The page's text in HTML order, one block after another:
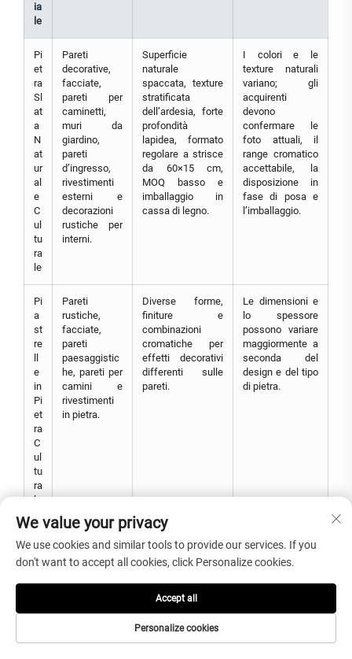
ia
le
Pi
et
ra
Sl
at
a
N
at
ur
al
e
C
ul
tu
ra
le
Pareti
decorative,
facciate,
pareti per
caminetti,
muri da
giardino,
pareti
d’ingresso,
rivestimenti
esterni e
decorazioni
rustiche per
interni.
Superficie
naturale
spaccata, texture
stratificata
dell’ardesia, forte
profondità
lapidea, formato
regolare a strisce
da 60×15 cm,
MOQ basso e
imballaggio in
cassa di legno.
I colori e le
texture naturali
variano; gli
acquirenti
devono
confermare le
foto attuali, il
range cromatico
accettabile, la
disposizione in
fase di posa e
l’imballaggio.
Pi
a
st
re
e
in
Pi
et
ra
C
ul
tu
ra
le
Pareti
rustiche,
facciate,
pareti
paesaggistic
he, pareti per
camini e
rivestimenti
in pietra.
Diverse forme,
finiture e
combinazioni
cromatiche per
effetti decorativi
differenti sulle
pareti.
Le dimensioni e
lo spessore
possono variare
maggiormente a
seconda del
design e del tipo
di pietra.
a
st
al
Bagni,
cucine, pareti
interne
Dimensioni
uniformi, facile
pulizia, ampie
prevedibile.
profondità
naturale e
all’ardesia.
We value your privacy
We use cookies and similar tools to provide our services. If you
don't want to accept all cookies, click Personalize cookies.
Personalize cookies
Accept all